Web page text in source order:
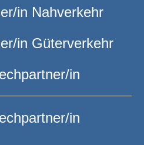
in Nahverkehr
in Güterverkehr
in
in